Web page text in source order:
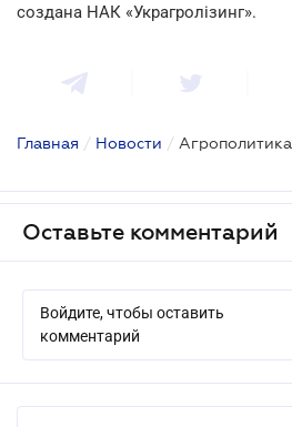
создана НАК «Украгролізинг».
Главная / Новости / Агрополитика
Оставьте комментарий
Войдите, чтобы оставить
комментарий